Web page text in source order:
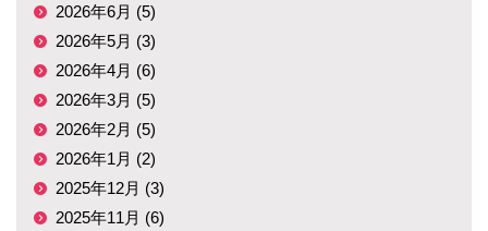
2026年6月 (5)
2026年5月 (3)
2026年4月 (6)
2026年3月 (5)
2026年2月 (5)
2026年1月 (2)
2025年12月 (3)
2025年11月 (6)